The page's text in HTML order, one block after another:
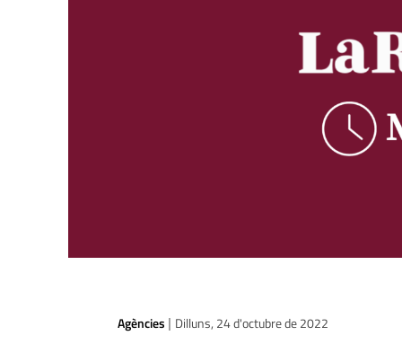
Agències | Dilluns, 24 d'octubre de 2022